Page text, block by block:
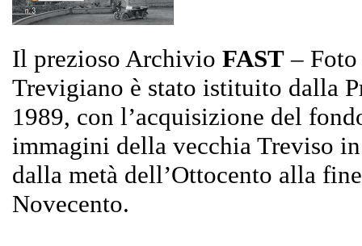
Il prezioso Archivio FAST –
Trevigiano è stato istituito dalla
1989, con l’acquisizione del
immagini della vecchia Treviso
dalla metà dell’Ottocento alla
Novecento.